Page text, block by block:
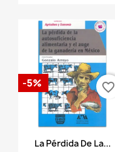
Vista rápida
La Pérdida De La...
-5% favorite_border